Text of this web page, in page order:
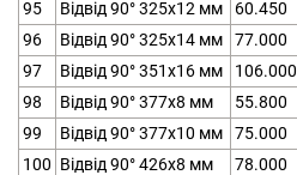
95 Відвід 90° 325х12 мм 60.450
96
Відвід 90° 325х14 мм 77.000
97
Відвід 90° 351х16 мм 106.000
98
Відвід 90° 377х8 мм 55.800
99
Відвід 90° 377х10 мм 75.000
100 Відвід 90° 426х8 мм 78.000